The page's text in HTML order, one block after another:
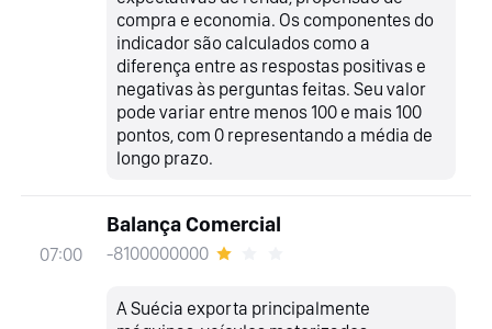
compra e economia. Os componentes do
indicador são calculados como a
diferença entre as respostas positivas e
negativas às perguntas feitas. Seu valor
pode variar entre menos 100 e mais 100
pontos, com 0 representando a média de
longo prazo.
07:00
Balança Comercial
-8100000000
A Suécia exporta principalmente